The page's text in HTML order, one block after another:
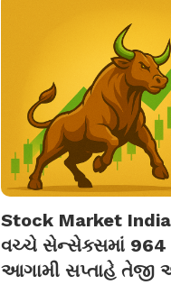
Stock Market
વચ્ચે સેન્સેક્સમાં 964
આગામી સપ્તાહે